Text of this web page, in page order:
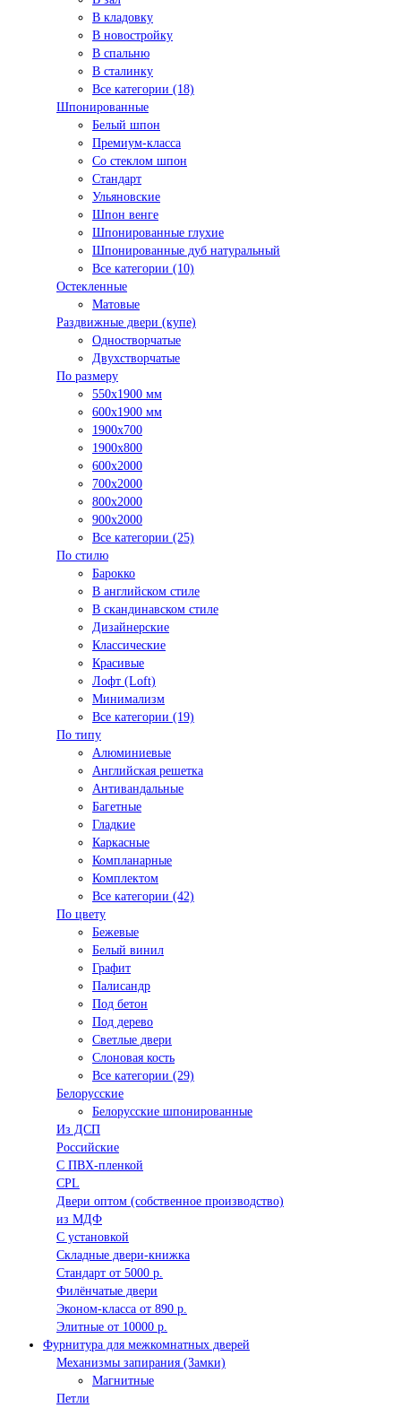
В кладовку
В новостройку
В спальню
В сталинку
Все категории (18)
Шпонированные
Белый шпон
Премиум-класса
Со стеклом шпон
Стандарт
Ульяновские
Шпон венге
Шпонированные глухие
Шпонированные дуб натуральный
Все категории (10)
Остекленные
Матовые
Раздвижные двери (купе)
Одностворчатые
Двухстворчатые
По размеру
550x1900 мм
600x1900 мм
1900х700
1900х800
600x2000
700x2000
800x2000
900x2000
Все категории (25)
По стилю
Барокко
В английском стиле
В скандинавском стиле
Дизайнерские
Классические
Красивые
Лофт (Loft)
Минимализм
Все категории (19)
По типу
Алюминиевые
Английская решетка
Антивандальные
Багетные
Гладкие
Каркасные
Компланарные
Комплектом
Все категории (42)
По цвету
Бежевые
Белый винил
Графит
Палисандр
Под бетон
Под дерево
Светлые двери
Слоновая кость
Все категории (29)
Белорусские
Белорусские шпонированные
Из ДСП
Российские
C ПВХ-пленкой
CPL
Двери оптом (собственное производство)
из МДФ
С установкой
Складные двери-книжка
Стандарт от 5000 р.
Филёнчатые двери
Эконом-класса от 890 р.
Элитные от 10000 р.
Фурнитура для межкомнатных дверей
Механизмы запирания (Замки)
Магнитные
Петли